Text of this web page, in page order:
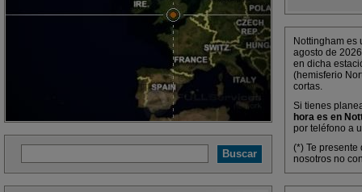
Nottingham
agosto de
en dicha
(hemisferio
cortas.
Si tienes
hora es en
por teléfono a
(*) Te
nosotros no